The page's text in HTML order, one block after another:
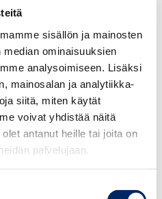
sisällön ja mainosten
ominaisuuksien
analysoimiseen. Lisäksi
mainosalan ja analytiikka-
siitä, miten käytät
voivat yhdistää näitä
antanut heille tai joita on
palvelujaan.
𝐅𝐢𝐧𝐧𝐢𝐬𝐡 𝐁𝐮𝐬𝐢𝐧𝐞𝐬𝐬
𝐂𝐞𝐥𝐞𝐛𝐫𝐚𝐭𝐢𝐨𝐧𝐬
Yleinen
Asia Now –
Finnish